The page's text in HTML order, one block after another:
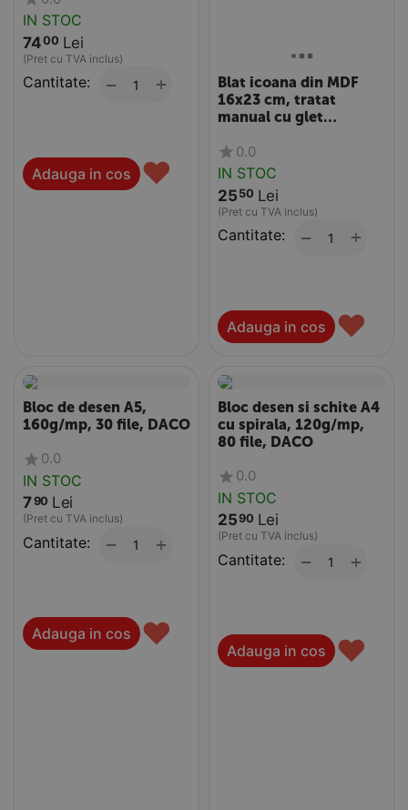
IN STOC
7400 Lei
(Pret cu TVA inclus)
Cantitate: +
−
Adauga in cos ♥
Blat icoana din MDF
16x23 cm, tratat
manual cu glet
mm0.0
IN STOC
25 50 Lei
(Pret cu TVA inclus)
Cantitate: +
−
Adauga in cos ♥
Bloc de desen A5,
160g/mp, 30 file, DACO
0.0
IN STOC
790 Lei
(Pret cu TVA inclus)
Cantitate: +
−
Adauga in cos ♥
Bloc desen si schite A4
cu spirala, 120g/mp,
80 file, DACO
0.0
IN STOC
2590 Lei
(Pret cu TVA inclus)
Cantitate: +
−
Adauga in cos ♥